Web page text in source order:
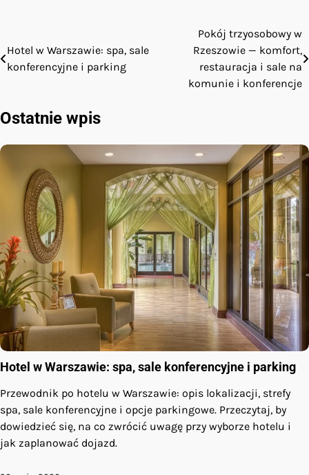
wpisu
Hotel w Warszawie: spa, sale
konferencyjne i parking
Pokój trzyosobowy w
Rzeszowie — komfort,
restauracja i sale na
komunie i konferencje
Ostatnie wpis
Hotel w Warszawie: spa, sale konferencyjne i parking
Przewodnik po hotelu w Warszawie: opis lokalizacji, strefy
spa, sale konferencyjne i opcje parkingowe. Przeczytaj, by
dowiedzieć się, na co zwrócić uwagę przy wyborze hotelu i
jak zaplanować dojazd.